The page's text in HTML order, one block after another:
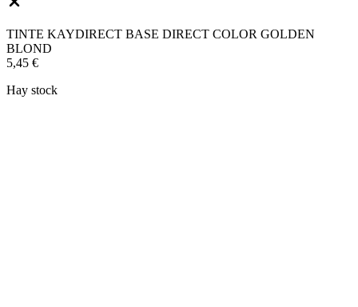
TINTE KAYDIRECT BASE DIRECT COLOR GOLDEN
BLOND
5,45 €
Hay stock